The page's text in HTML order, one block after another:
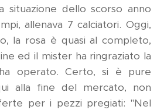
situazione dello scorso anno
allenava 7 calciatori. Oggi,
la rosa è quasi al completo,
ed il mister ha ringraziato la
operato. Certo, si è pure
alla fine del mercato, non
per i pezzi pregiati: "Nel